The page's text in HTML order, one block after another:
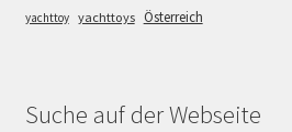
yachttoy yachttoys Österreich
Suche auf der Webseite